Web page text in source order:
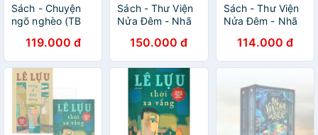
Sách - Chuyện
ngõ nghèo (TB
119.000 đ
Sách - Thư Viện
Nửa Đêm - Nhã
150.000 đ
Sách - Thư Viện
Nửa Đêm - Nhã
114.000 đ